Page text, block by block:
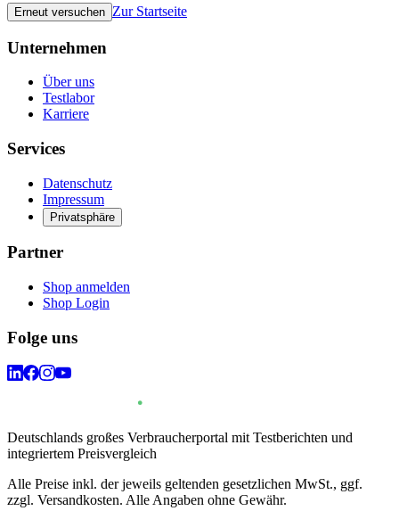
Erneut versuchen Zur Startseite
Unternehmen
Über uns
Testlabor
Karriere
Services
Datenschutz
Impressum
Privatsphäre
Partner
Shop anmelden
Shop Login
Folge uns
Deutschlands großes Verbraucherportal mit Testberichten und
integriertem Preisvergleich
Alle Preise inkl. der jeweils geltenden gesetzlichen MwSt., ggf.
zzgl. Versandkosten. Alle Angaben ohne Gewähr.